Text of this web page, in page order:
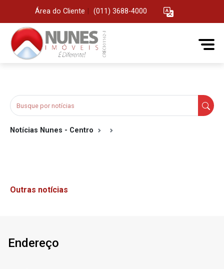
Área do Cliente (011) 3688-4000
Notícias Nunes - Centro
Outras notícias
Endereço